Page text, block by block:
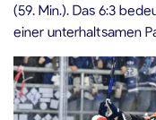
(59. Min.). Das 6:3
einer unterhaltsamen